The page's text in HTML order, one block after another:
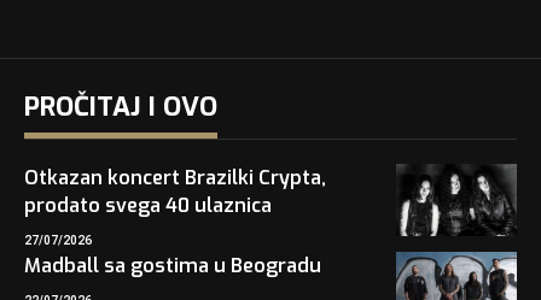
PROČITAJ I OVO
Otkazan koncert Brazilki Crypta,
prodato svega 40 ulaznica
27/07/2026
Madball sa gostima u Beogradu